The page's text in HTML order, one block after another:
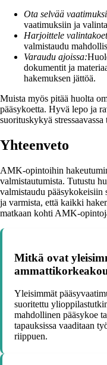
Ota selvää
vaatimuksiin ja
Harjoittele
valmistaudu
Varaudu ajoissa:
dokumentit ja
hakemuksen jättöä.
Muista myös pitää huolta
pääsykoetta. Hyvä lepo ja
suorituskykyä stressaavassa
Yhteenveto
AMK-opintoihin
valmistautumista. Tutustu
valmistaudu pääsykokeisiin
ja varmista, että kaikki
matkaan kohti AMK-
Mitkä ovat
Yleisimmät
suoritettu
mahdollinen pääsykoe
tapauksissa vaaditaan
riippuen.